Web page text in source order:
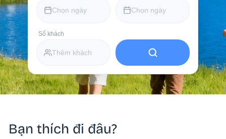
Chọn ngày Chọn ngày
Số khách
Thêm khách
Bạn thích đi đâu?